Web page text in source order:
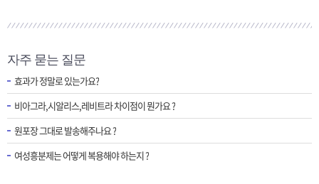
자주 묻는 질문
효과가 정말로 있는가요?
비아그라,시알리스,레비트라 차이점이 뭔가요 ?
원포장 그대로 발송해주나요 ?
여성흥분제는 어떻게 복용해야 하는지 ?